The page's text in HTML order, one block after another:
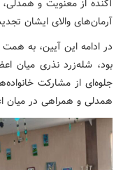
آکنده از معنویت و همدلی،
آرمان‌های والای ایشان
در ادامه این آیین، به
بود، شله‌زرد نذری میان
جلوه‌ای از مشارکت
همدلی و همراهی در میان